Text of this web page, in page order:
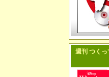
週刊 つく